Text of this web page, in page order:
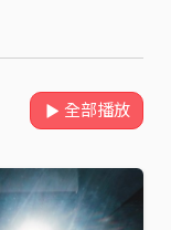
全部播放